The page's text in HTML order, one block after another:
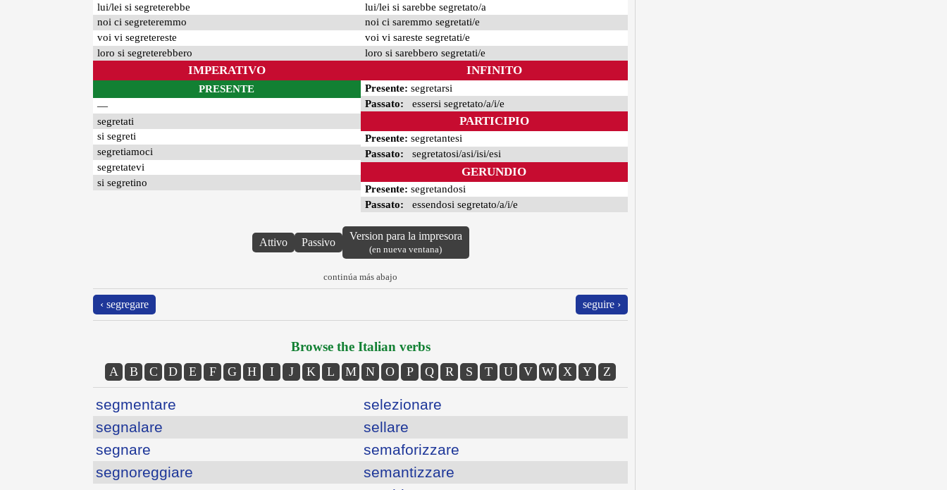
lui/lei si segreterebbe
noi ci segreteremmo
voi vi segretereste
loro si segreterebbero
lui/lei si sarebbe segretato/a
noi ci saremmo segretati/e
voi vi sareste segretati/e
loro si sarebbero segretati/e
IMPERATIVO
PRESENTE
—
segretati
si segreti
segretiamoci
segretatevi
si segretino
INFINITO
Presente: segretarsi
Passato: essersi segretato/a/i/e
PARTICIPIO
Presente: segretantesi
Passato: segretatosi/asi/isi/esi
GERUNDIO
Presente: segretandosi
Passato: essendosi segretato/a/i/e
Attivo Passivo
Version para la impresora
(en nueva ventana)
continúa más abajo
‹ segregare seguire ›
Browse the Italian verbs
A B C D E F G H I J K L M N O P Q R S T U V W X Y Z
segmentare
segnalare
segnare
segnoreggiare
selezionare
sellare
semaforizzare
semantizzare